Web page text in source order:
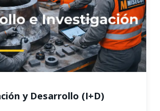
y Desarrollo (I+D)